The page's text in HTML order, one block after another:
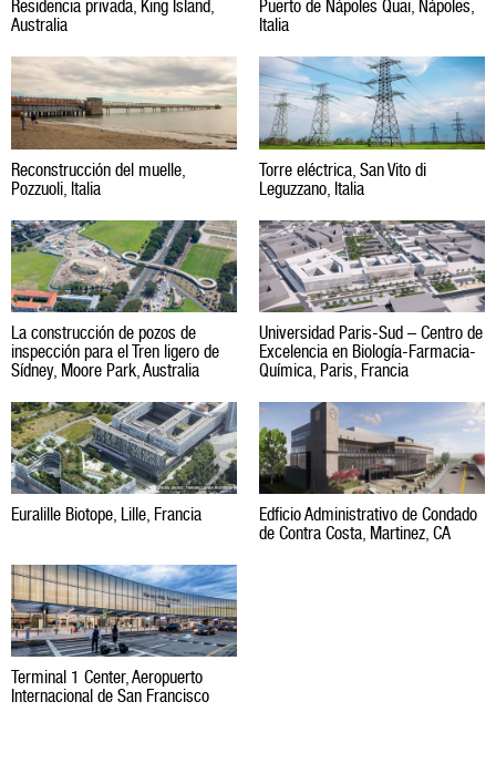
Residencia privada, King Island,
Australia
Puerto de Nápoles Quai, Nápoles,
Italia
Reconstrucción del muelle,
Pozzuoli, Italia
Torre eléctrica, San Vito di
Leguzzano, Italia
La construcción de pozos de
inspección para el Tren ligero de
Sídney, Moore Park, Australia
Universidad Paris-Sud – Centro de
Excelencia en Biología-Farmacia-
Química, Paris, Francia
Euralille Biotope, Lille, Francia
Edficio Administrativo de Condado
de Contra Costa, Martinez, CA
Terminal 1 Center, Aeropuerto
Internacional de San Francisco